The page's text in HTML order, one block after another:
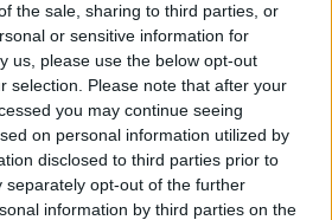
the sale, sharing to third parties, or
or sensitive information for
us, please use the below opt-out
selection. Please note that after your
you may continue seeing
on personal information utilized by
disclosed to third parties prior to
separately opt-out of the further
information by third parties on the
Google
ΤΟ CRETA24 ΣΤΗΝ GOOGLE
να ενημερώσετε τα στοιχεία σας